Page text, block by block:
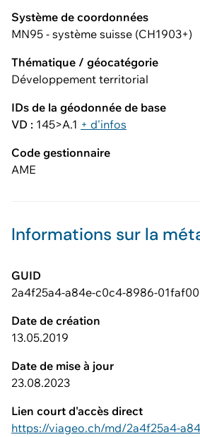
Système de coordonnées
MN95 - système suisse (CH1903+)
Thématique / géocatégorie
Développement territorial
IDs de la géodonnée de base
VD : 145>A.1 + d'infos
Code gestionnaire
AME
Informations sur la
GUID
2a4f25a4-a84e-c0c4-8986-
Date de création
13.05.2019
Date de mise à jour
23.08.2023
Lien court d'accès direct
https://viageo.ch/md/2a4f25a4-